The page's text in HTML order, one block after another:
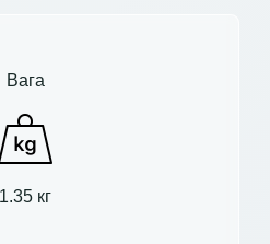
Вага
1.35 кг